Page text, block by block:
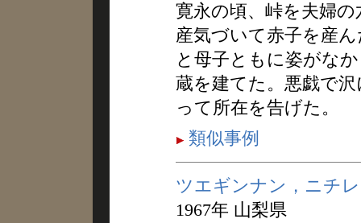
寛永の頃、峠を夫婦
産気づいて赤子を産
と母子ともに姿がな
蔵を建てた。悪戯で
って所在を告げた。
類似事例
ツエギンナン，ニチ
1967年 山梨県